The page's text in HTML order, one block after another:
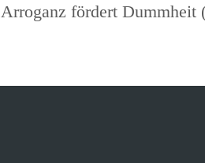
Nächster
Arroganz fördert Dummheit